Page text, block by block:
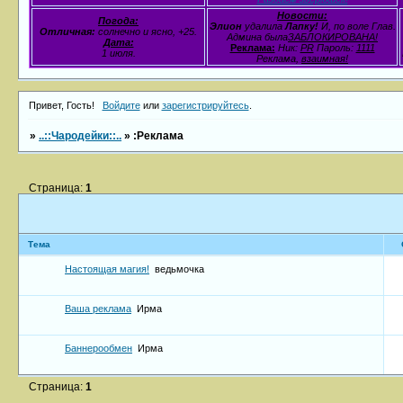
Погода:
Отличная: солнечно и ясно, +25.
Дата:
1 июля.
Новости:
ЭлионудалилаЛапку!И, по воле Глав.
Админа былаЗАБЛОКИРОВАНА!
Реклама: Ник: PRПароль: 1111
Реклама, взаимная!
Привет, Гость! Войдитеили зарегистрируйтесь.
»..::Чародейки::.. » :Реклама
Страница:1
Тема
Настоящая магия! ведьмочка
Ваша реклама Ирма
Баннерообмен Ирма
Страница:1